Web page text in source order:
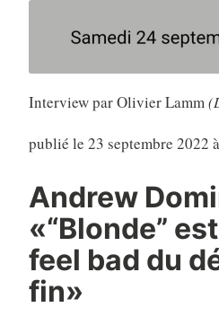
Interview par Olivier Lamm
publié le 23 septembre 2022
Andrew
«“Blonde”
feel bad du
fin»